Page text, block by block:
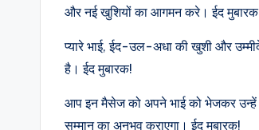
और नई खुशियों का आगमन करे। ईद
प्यारे भाई, ईद-उल-अधा की खुशी और
है। ईद मुबारक!
आप इन मैसेज को अपने भाई को भेजकर
सम्मान का अनुभव कराएगा। ईद मुबारक!